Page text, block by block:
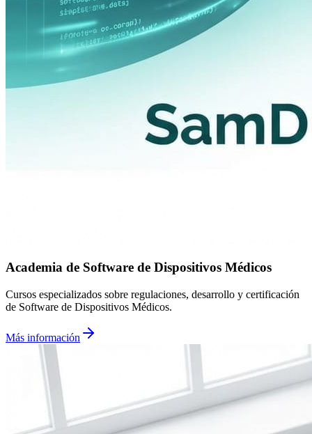
Academia de Software de Dispositivos Médicos
Cursos especializados sobre regulaciones, desarrollo y certificación
de Software de Dispositivos Médicos.
Más información